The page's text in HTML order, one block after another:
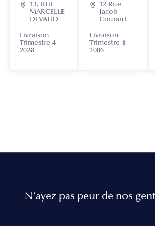
 13, RUE
MARCELLE
DEVAUD
Livraison
Trimestre 4
2028
 12 Rue
Jacob
Courant
Livraison
Trimestre 1
2006
N’ayez pas peur de nos